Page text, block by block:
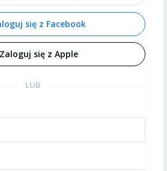
się z Facebook
Zaloguj się z Apple
LUB